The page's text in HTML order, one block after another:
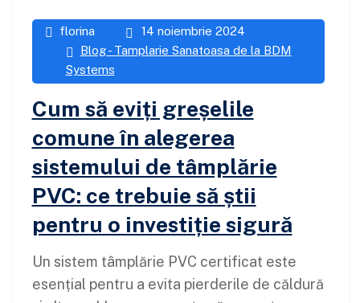
florina
14 noiembrie 2024
Blog - Tamplarie Sanatoasa de la BDM
Systems
Cum să eviți greșelile
comune în alegerea
sistemului de tâmplărie
PVC: ce trebuie să știi
pentru o investiție sigură
Un sistem tâmplărie PVC certificat este
esențial pentru a evita pierderile de căldură